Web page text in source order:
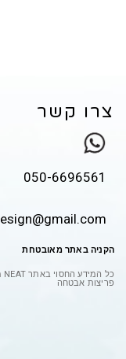
צרו קשר
050-6696561
הקניה באתר מאובטחת
כל המידע החסוי באתר NEAT
פריצות אבטחה